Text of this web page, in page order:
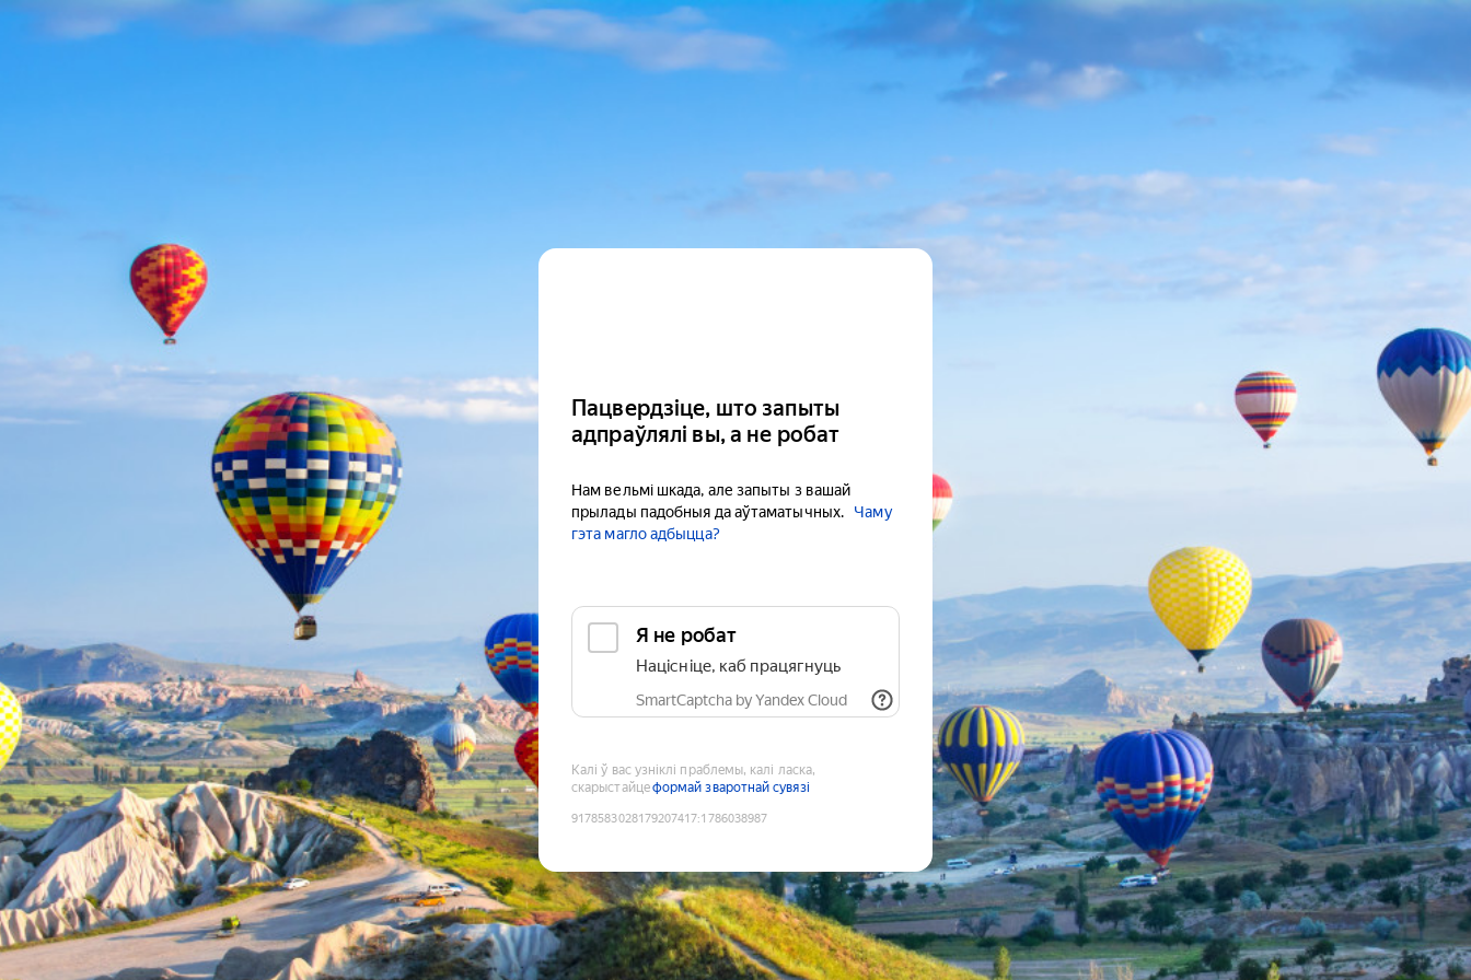
Пацвердзіце, што запыты
адпраўлялі вы, а не робат
Нам вельмі шкада, але запыты з вашай
прылады падобныя да аўтаматычных.
Чаму
гэта магло адбыцца?
Я не робат
Націсніце, каб працягнуць
SmartCaptcha by Yandex Cloud
Калі ў вас узніклі праблемы, калі ласка,
скарыстайцеформай зваротнай сувязі
9178583028179207417:1786038987